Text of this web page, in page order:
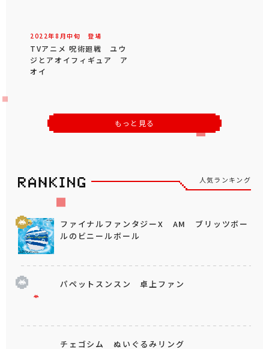
2022年8 月中旬 登場
TVアニメ 呪術廻戦 ユウ
ジとアオイフィギュア ア
オイ
もっと見る
人気ランキング
ファイナルファンタジーX AM ブリッツボー
ルのビニールボール
パペットスンスン 卓上ファン
チェゴシム ぬいぐるみリング